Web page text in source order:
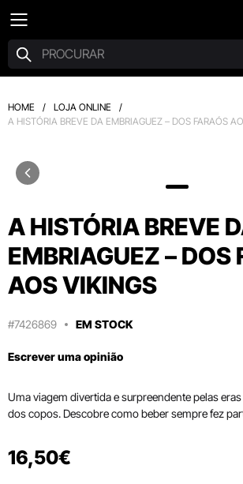
HOME / LOJA ONLINE
/
A HISTÓRIA BREVE DA EMBRIAGUEZ – DOS FARAÓS
A HISTÓRIA BREVE
EMBRIAGUEZ – DOS
AOS VIKINGS
#7426869 EM STOCK
Escrever uma opinião
Uma viagem divertida e surpreendente pelas
dos copos. Descobre como beber sempre fez
16,50€